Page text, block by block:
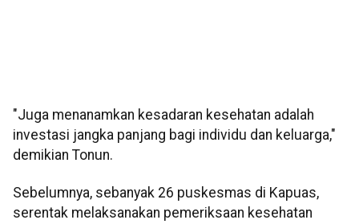
"Juga menanamkan kesadaran kesehatan adalah
investasi jangka panjang bagi individu dan keluarga,"
demikian Tonun.
Sebelumnya, sebanyak 26 puskesmas di Kapuas,
serentak melaksanakan pemeriksaan kesehatan